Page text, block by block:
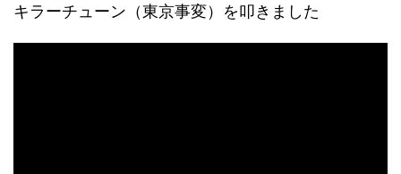
キラーチューン（東京事変）を叩きました